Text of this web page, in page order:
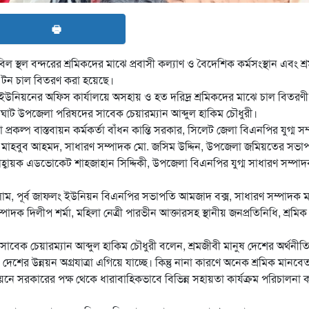
🖶
স্থল বন্দরের শ্রমিকদের মাঝে প্রবাসী কল্যাণ ও বৈদেশিক কর্মসংস্থান এবং শ্রম
চাল বিতরণ করা হয়েছে।
অফিস কার্যালয়ে অসহায় ও হত দরিদ্র শ্রমিকদের মাঝে চাল বিতরণী
উপজেলা পরিষদের সাবেক চেয়ারম্যান আব্দুল হাকিম চৌধুরী।
বাস্তবায়ন কর্মকর্তা বাঁধন কান্তি সরকার, সিলেট জেলা বিএনপির যুগ্ম
আহমদ, সাধারণ সম্পাদক মো. জসিম উদ্দিন, উপজেলা জমিয়তের
এডভোকেট শাহজাহান সিদ্দিকী, উপজেলা বিএনপির যুগ্ম সাধারণ
পূর্ব জাফলং ইউনিয়ন বিএনপির সভাপতি আমজাদ বক্স, সাধারণ সম্পাদক
দিলীপ শর্মা, মহিলা নেত্রী পারভীন আক্তারসহ স্থানীয় জনপ্রতিনিধি, শ্রমিক
চেয়ারম্যান আব্দুল হাকিম চৌধুরী বলেন, শ্রমজীবী মানুষ দেশের
উন্নয়ন অগ্রযাত্রা এগিয়ে যাচ্ছে। কিন্তু নানা কারণে অনেক শ্রমিক
পক্ষ থেকে ধারাবাহিকভাবে বিভিন্ন সহায়তা কার্যক্রম পরিচালনা